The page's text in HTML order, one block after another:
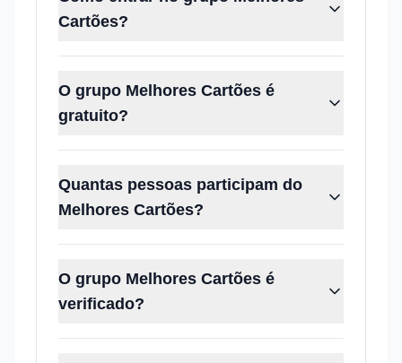
Cartões?
O grupo Melhores Cartões é
gratuito?
Quantas pessoas participam do
Melhores Cartões?
O grupo Melhores Cartões é
verificado?